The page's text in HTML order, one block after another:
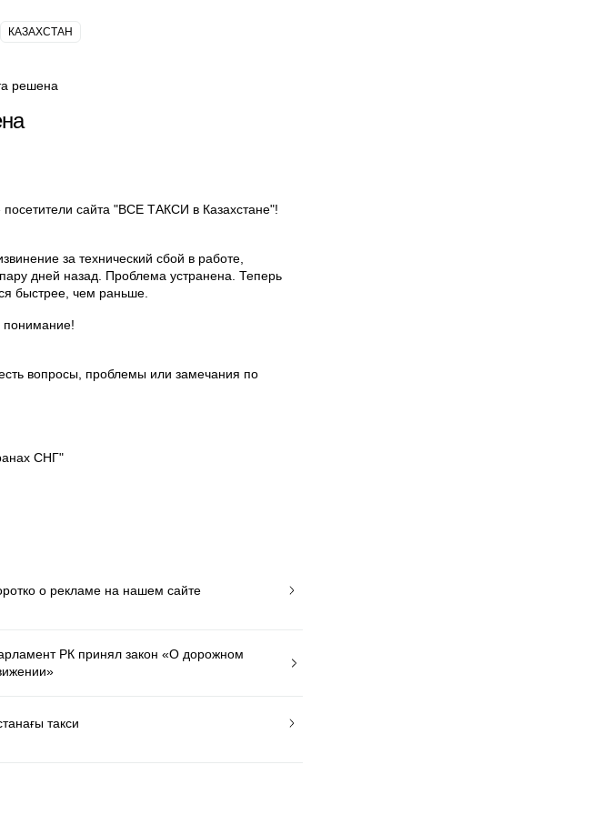
КАЗАХСТАН
решена
сайта "ВСЕ ТАКСИ в Казахстане"!
за технический сбой в работе,
дней назад. Проблема устранена. Теперь
быстрее, чем раньше.
понимание!
вопросы, проблемы или замечания по
СНГ"
о рекламе на нашем сайте
РК принял закон «О дорожном
такси